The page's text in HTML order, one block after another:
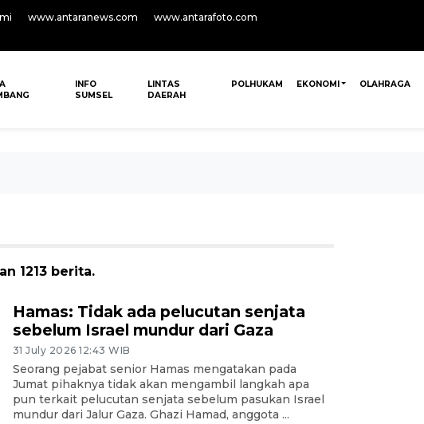
www.antaranews.com
www.antarafoto.com
INFO
SUMSEL
LINTAS
DAERAH
POLHUKAM EKONOMI OLAHRAGA
1213 berita.
Hamas: Tidak ada pelucutan senjata
sebelum Israel mundur dari Gaza
31 July 2026 12:43 WIB
Seorang pejabat senior Hamas mengatakan pada
Jumat pihaknya tidak akan mengambil langkah apa
pun terkait pelucutan senjata sebelum pasukan Israel
mundur dari Jalur Gaza. Ghazi Hamad, anggota ...